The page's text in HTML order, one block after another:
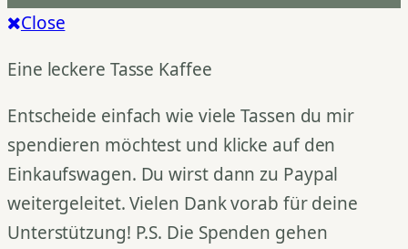
Close
Eine leckere Tasse Kaffee
Entscheide einfach wie viele Tassen du mir
spendieren möchtest und klicke auf den
Einkaufswagen. Du wirst dann zu Paypal
weitergeleitet. Vielen Dank vorab für deine
Unterstützung! P.S. Die Spenden gehen